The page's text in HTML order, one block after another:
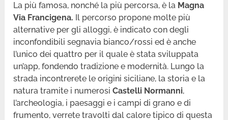
La più famosa, nonché la più percorsa, è la Magna
Via Francigena. Il percorso propone molte più
alternative per gli alloggi, è indicato con degli
inconfondibili segnavia bianco/rossi ed è anche
l’unico dei quattro per il quale è stata sviluppata
un’app, fondendo tradizione e modernità. Lungo la
strada incontrerete le origini siciliane, la storia e la
natura tramite i numerosiCastelli Normanni,
l’archeologia, i paesaggi e i campi di grano e di
frumento, verrete travolti dal calore tipico di questa